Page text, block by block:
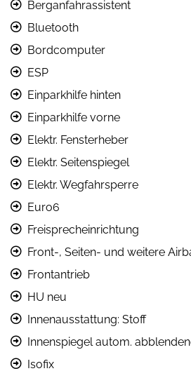
Berganfahrassistent
Bluetooth
Bordcomputer
ESP
Einparkhilfe hinten
Einparkhilfe vorne
Elektr. Fensterheber
Elektr. Seitenspiegel
Elektr. Wegfahrsperre
Euro6
Freisprecheinrichtung
Front-, Seiten- und weitere
Frontantrieb
HU neu
Innenausstattung: Stoff
Innenspiegel autom.
Isofix